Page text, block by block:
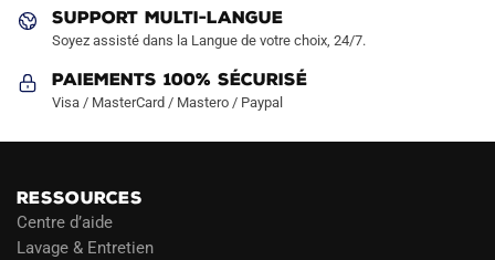
produit
SUPPORT MULTI-LANGUE
Soyez assisté dans la Langue de votre choix, 24/7.
Paiements 100% Sécurisé
Visa / MasterCard / Mastero / Paypal
RESSOURCES
Centre d’aide
Lavage & Entretien